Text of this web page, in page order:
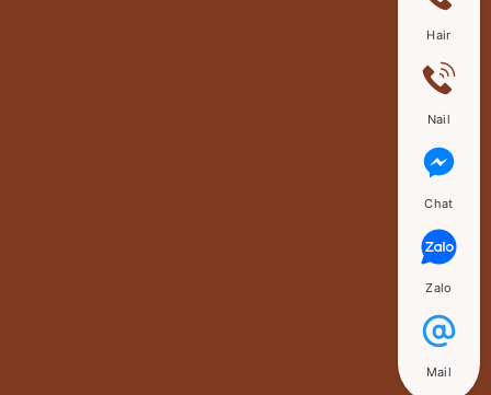
Hair
Nail
Chat
Zalo
Mail